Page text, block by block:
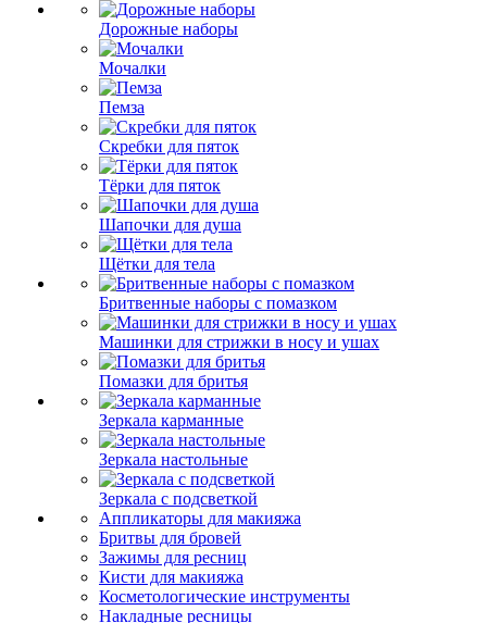
Дорожные наборы
Мочалки
Пемза
Скребки для пяток
Тёрки для пяток
Шапочки для душа
Щётки для тела
Бритвенные наборы с помазком
Машинки для стрижки в носу и ушах
Помазки для бритья
Зеркала карманные
Зеркала настольные
Зеркала с подсветкой
Аппликаторы для макияжа
Бритвы для бровей
Зажимы для ресниц
Кисти для макияжа
Косметологические инструменты
Накладные ресницы